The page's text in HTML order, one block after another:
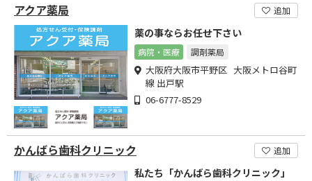
アクア薬局 追加
薬の事ならお任せ下さい
病院・医療 調剤薬局
大阪府大阪市平野区 大阪メトロ谷町
線 出戸駅
06-6777-8529
かんばら歯科クリニック 追加
私たち「かんばら歯科クリニック」